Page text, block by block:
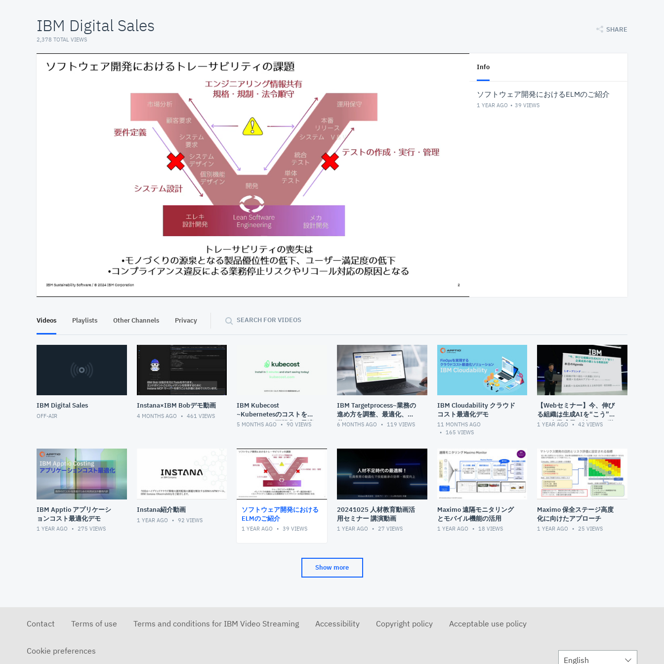
IBM Digital Sales
2,378 TOTAL VIEWS
SHARE
At position 00:13
00:13
Info
ソフトウェア開発におけるELMのご紹介
1 YEAR AGO 39 VIEWS
Videos Playlists Other Channels Privacy SEARCH FOR VIDEOS
IBM Digital Sales
OFF-AIR
Instana×IBM Bobデモ動画
4 MONTHS AGO 461 VIEWS
IBM Kubecost
~Kubernetesのコストをリ
アルタイムで可視化・最適
5 MONTHS AGO 90 VIEWS
IBM Targetprocess~業務の
進め方を調整、最適化、変
革する~
6 MONTHS AGO 119 VIEWS
IBM Cloudability クラウド
コスト最適化デモ
11 MONTHS AGO
165 VIEWS
【Webセミナー】今、伸び
る組織は生成AIを“こう”使
う！企業成長の鍵となる動
1 YEAR AGO 42 VIEWS
IBM Apptio アプリケーシ
ョンコスト最適化デモ
1 YEAR AGO 275 VIEWS
Instana紹介動画
1 YEAR AGO 92 VIEWS
ソフトウェア開発における
ELMのご紹介
1 YEAR AGO 39 VIEWS
20241025 人材教育動画活
用セミナー 講演動画
1 YEAR AGO 27 VIEWS
Maximo 遠隔モニタリング
とモバイル機能の活用
1 YEAR AGO 18 VIEWS
Maximo 保全ステージ高度
化に向けたアプローチ
1 YEAR AGO 25 VIEWS
Show more
Contact Terms of use Terms and conditions for IBM Video Streaming Accessibility Copyright policy Acceptable use policy
Cookie preferences
English